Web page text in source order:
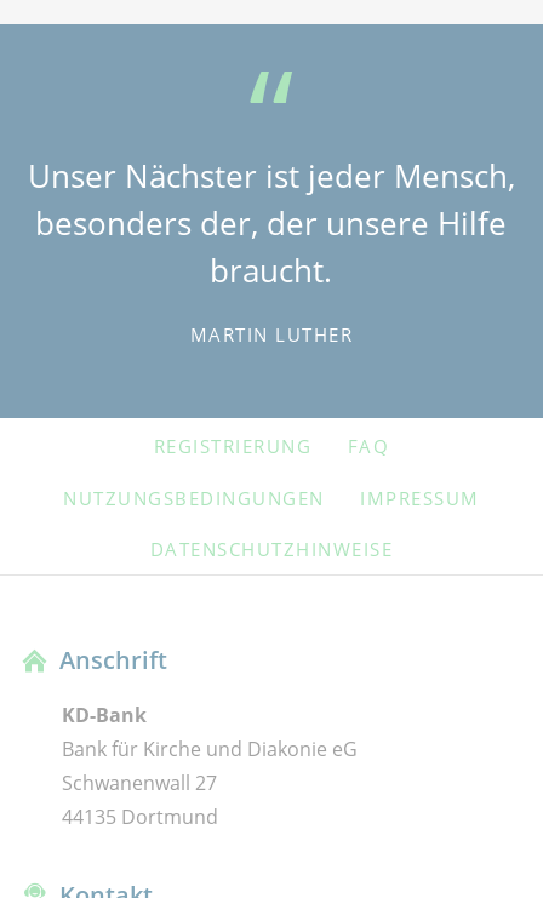
Unser Nächster ist jeder Mensch,
besonders der, der unsere Hilfe
braucht.
MARTIN LUTHER
NAVIGATION
REGISTRIERUNG FAQ
NUTZUNGSBEDINGUNGEN IMPRESSUM
DATENSCHUTZHINWEISE
Anschrift
KD-Bank
Bank für Kirche und Diakonie eG
Schwanenwall 27
44135 Dortmund